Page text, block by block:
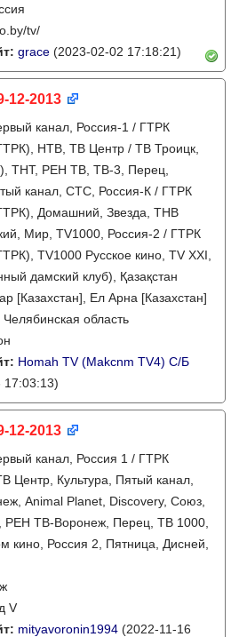
tv/
grace (2023-02-02 17:18:21)
12-2013
канал, Россия-1 / ГТРК
НТВ, ТВ Центр / ТВ Троицк,
ТНТ, РЕН ТВ, ТВ-3, Перец,
канал, СТС, Россия-К / ГТРК
Домашний, Звезда, ТНВ
Мир, TV1000, Россия-2 / ГТРК
TV1000 Русское кино, TV XXI,
дамский клуб), Қазақстан
[Казахстан], Ел Арна [Казахстан]
область
Homah TV (Makcnm TV4) C/Б
17:03:13)
12-2013
канал, Россия 1 / ГТРК
Центр, Культура, Пятый канал,
Animal Planet, Discovery, Союз,
ТВ-Воронеж, Перец, ТВ 1000,
кино, Россия 2, Пятница, Дисней,
V
mityavoronin1994 (2022-11-16